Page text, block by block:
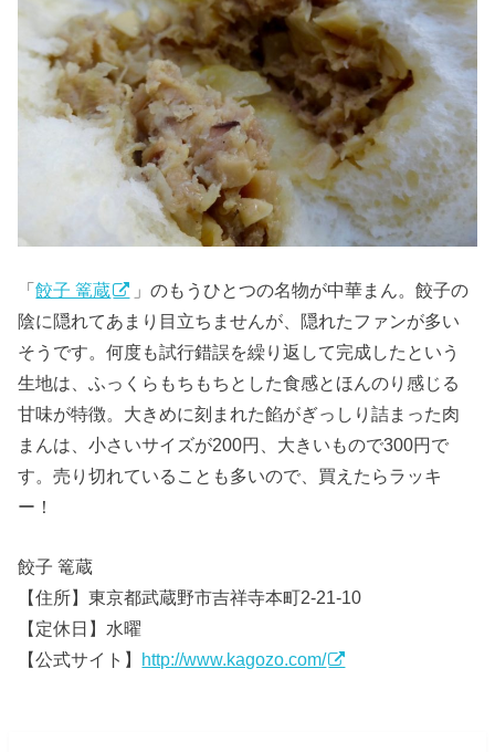
「餃子 篭蔵
」のもうひとつの名物が中華まん。餃子の
陰に隠れてあまり目立ちませんが、隠れたファンが多い
そうです。何度も試行錯誤を繰り返して完成したという
生地は、ふっくらもちもちとした食感とほんのり感じる
甘味が特徴。大きめに刻まれた餡がぎっしり詰まった肉
まんは、小さいサイズが200円、大きいもので300円で
す。売り切れていることも多いので、買えたらラッキ
ー！
餃子 篭蔵
【住所】東京都武蔵野市吉祥寺本町2-21-10
【定休日】水曜
【公式サイト】 http://www.kagozo.com/